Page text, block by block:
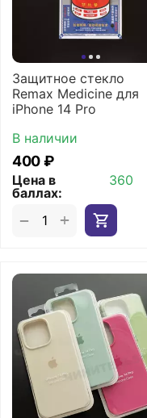
Защитное стекло
Remax Medicine для
iPhone 14 Pro
В наличии
‍400‍₽
Цена в
баллах:
360
+
−